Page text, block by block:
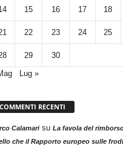
15 16 17 18
22 23 24 25
29
30
Lug »
COMMENTI RECENTI
Calamarisu La favola del
che il Rapporto europeo sulle